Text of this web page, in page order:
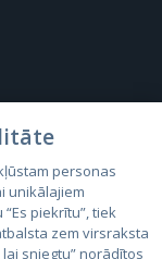
personas
unikālajiem
piekrītu”, tiek
zem virsraksta
sniegtu” norādītos